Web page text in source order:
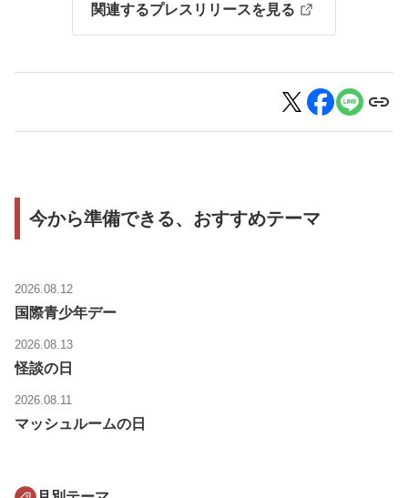
関連するプレスリリースを見る
今から準備できる、おすすめテーマ
2026.08.12
国際青少年デー
2026.08.13
怪談の日
2026.08.11
マッシュルームの日